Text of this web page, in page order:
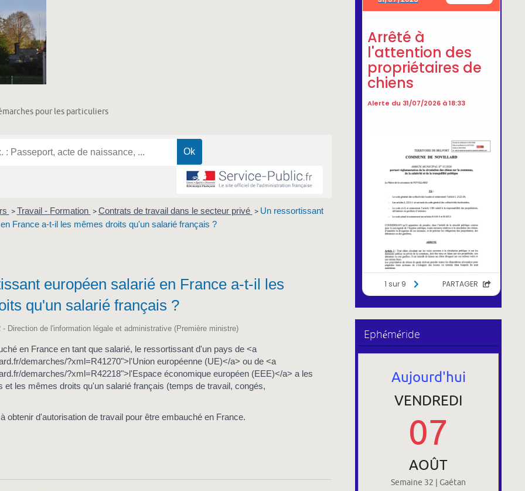
pour les particuliers
> Travail - Formation > Contrats de travail dans le secteur privé > Un ressortissant
France a-t-il les mêmes droits qu'un salarié français ?
européen salarié en France a-t-il les
qu'un salarié français ?
Direction de l'information légale et administrative (Première ministre)
en France en tant que salarié, le ressortissant d'un pays de <a
demarches/?xml=R41270">l'Union européenne (UE)</a> ou de <a
demarches/?xml=R42218">l'Espace économique européen (EEE)</a> a les
et les mêmes droits qu'un salarié français (temps de travail, congés,
obtenir d'autorisation de travail pour être embauché en France.
Ephéméride
Aujourd'hui
VENDREDI
07
AOÛT
Semaine 32 | Gaétan